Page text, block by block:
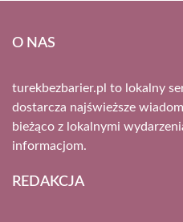
O NAS
turekbezbarier.pl to lokalny
dostarcza najświeższe
bieżąco z lokalnymi
informacjom.
REDAKCJA